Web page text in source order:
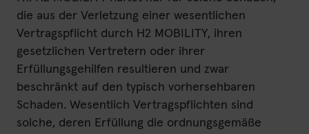
die aus der Verletzung einer wesentlichen
Vertragspflicht durch H2 MOBILITY, ihren
gesetzlichen Vertretern oder ihrer
Erfüllungsgehilfen resultieren und zwar
beschränkt auf den typisch vorhersehbaren
Schaden. Wesentlich Vertragspflichten sind
solche, deren Erfüllung die ordnungsgemäße